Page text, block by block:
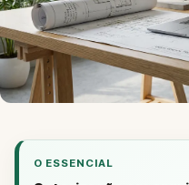
O ESSENCIAL